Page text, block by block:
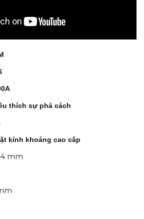
thích sự phá cách
kính khoáng cao câp
mm